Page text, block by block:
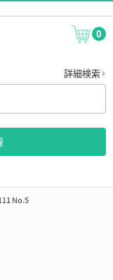
0
詳細検索
No.5